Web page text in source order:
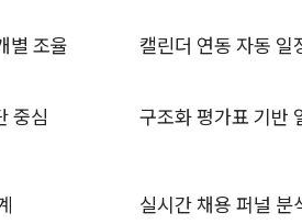
별 조율 캘린더 연동 자동 일
중심 구조화 평가표 기반
실시간 채용 퍼널 분